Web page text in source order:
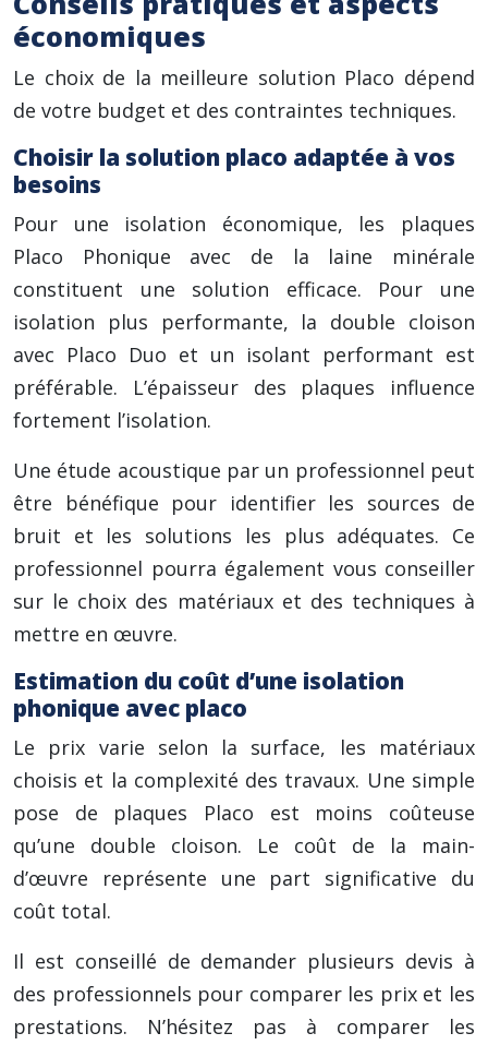
économiques
Le choix de la meilleure solution Placo dépend
de votre budget et des contraintes techniques.
Choisir la solution placo adaptée à vos
besoins
Pour une isolation économique, les plaques
Placo Phonique avec de la laine minérale
constituent une solution efficace. Pour une
isolation plus performante, la double cloison
avec Placo Duo et un isolant performant est
préférable. L’épaisseur des plaques influence
fortement l’isolation.
Une étude acoustique par un professionnel peut
être bénéfique pour identifier les sources de
bruit et les solutions les plus adéquates. Ce
professionnel pourra également vous conseiller
sur le choix des matériaux et des techniques à
mettre en œuvre.
Estimation du coût d’une isolation
phonique avec placo
Le prix varie selon la surface, les matériaux
choisis et la complexité des travaux. Une simple
pose de plaques Placo est moins coûteuse
qu’une double cloison. Le coût de la main-
d’œuvre représente une part significative du
coût total.
Il est conseillé de demander plusieurs devis à
des professionnels pour comparer les prix et les
prestations. N’hésitez pas à comparer les